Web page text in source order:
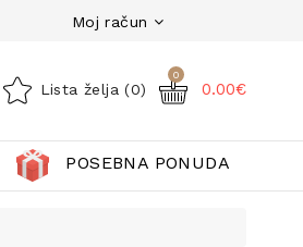
Moj račun
Lista želja (0)
0
0.00€
POSEBNA PONUDA